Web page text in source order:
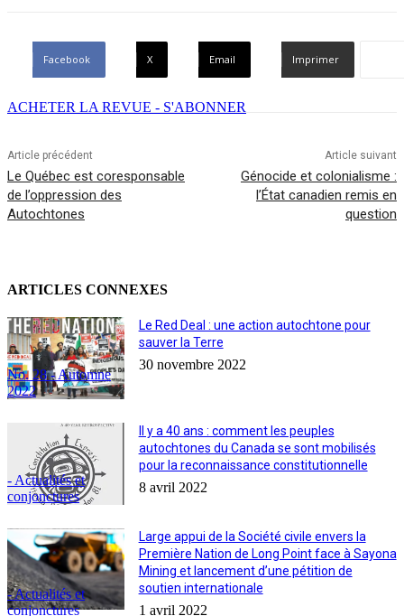
Facebook X Email Imprimer
ACHETER LA REVUE - S'ABONNER
Article précédent
Le Québec est coresponsable
de l’oppression des
Autochtones
Article suivant
Génocide et colonialisme :
l’État canadien remis en
question
ARTICLES CONNEXES
No. 28 - Automne
2022
Le Red Deal : une action autochtone pour
sauver la Terre
30 novembre 2022
- Actualités et
conjonctures
Il y a 40 ans : comment les peuples
autochtones du Canada se sont mobilisés
pour la reconnaissance constitutionnelle
8 avril 2022
- Actualités et
conjonctures
Large appui de la Société civile envers la
Première Nation de Long Point face à Sayona
Mining et lancement d’une pétition de
soutien internationale
1 avril 2022